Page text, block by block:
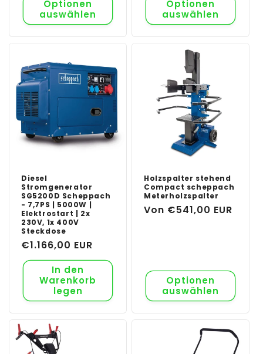
Optionen
auswählen
Optionen
auswählen
Diesel
Stromgenerator
SG5200D Scheppach
- 7,7PS | 5000W |
Elektrostart | 2x
230V, 1x 400V
Steckdose
Normaler
Preis
€1.166,00 EUR
In den
Warenkorb
legen
Holzspalter stehend
Compact scheppach
Meterholzspalter
Normaler
Von €541,00 EUR
Optionen
auswählen